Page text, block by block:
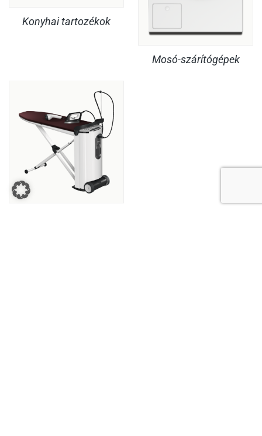
Konyhai tartozékok
Mosó-szárítógépek